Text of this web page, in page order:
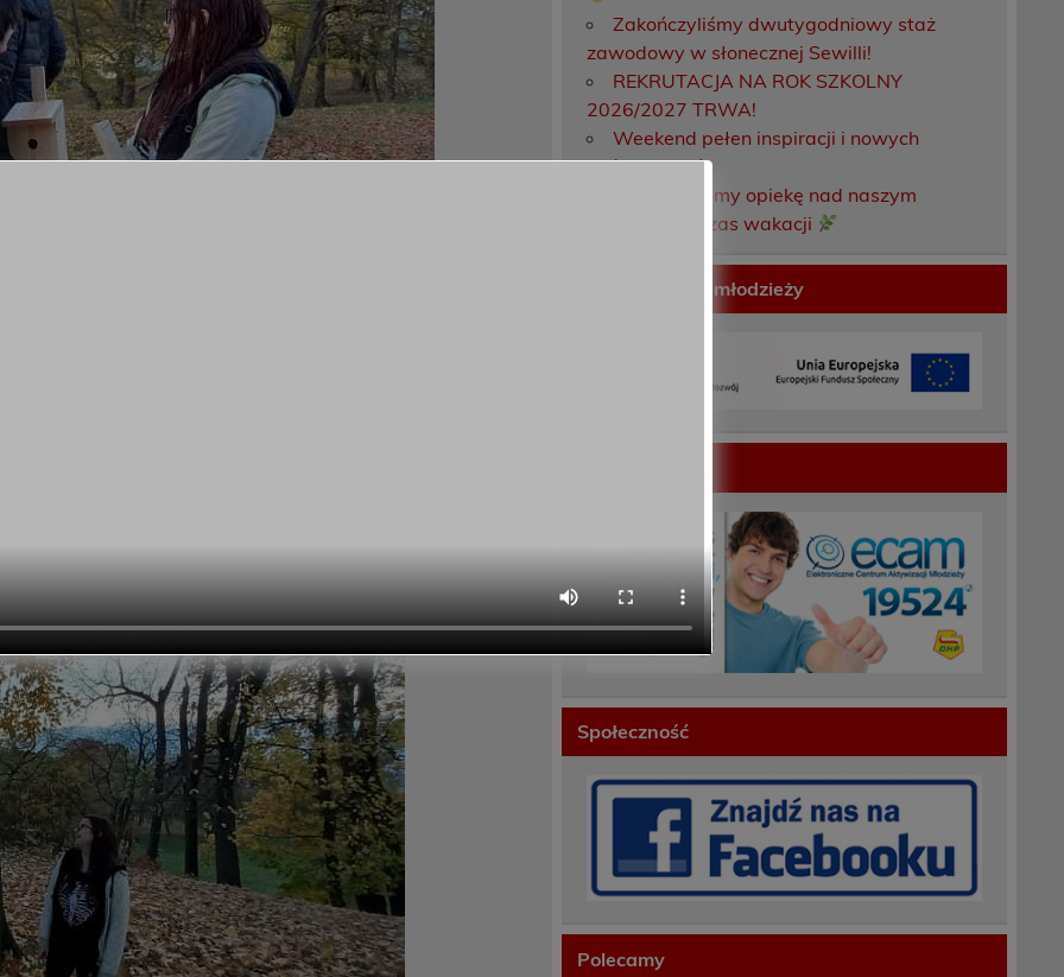
Zakończyliśmy dwutygodniowy staż
zawodowy w słonecznej Sewilli!
REKRUTACJA NA ROK SZKOLNY
2026/2027 TRWA!
Weekend pełen inspiracji i nowych
doświadczeń!
Przekazaliśmy opiekę nad naszym
ogrodem na czas wakacji
Gwarancje dla młodzieży
Społeczność
Polecamy